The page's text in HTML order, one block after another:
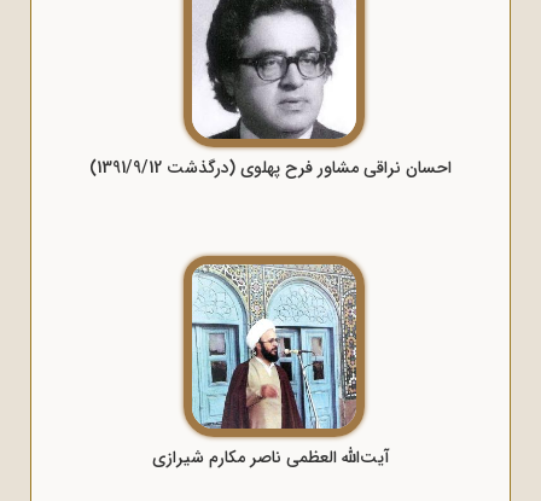
احسان نراقی مشاور فرح پهلوی (درگذشت 1391/9/12)
آیت‌الله العظمی ناصر مکارم شیرازی